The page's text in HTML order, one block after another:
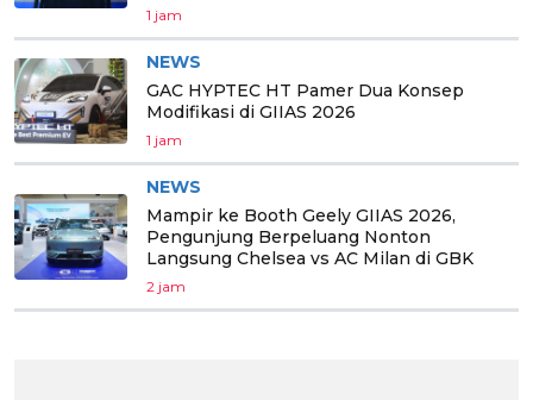
1 jam
NEWS
GAC HYPTEC HT Pamer Dua Konsep
Modifikasi di GIIAS 2026
1 jam
NEWS
Mampir ke Booth Geely GIIAS 2026,
Pengunjung Berpeluang Nonton
Langsung Chelsea vs AC Milan di GBK
2 jam